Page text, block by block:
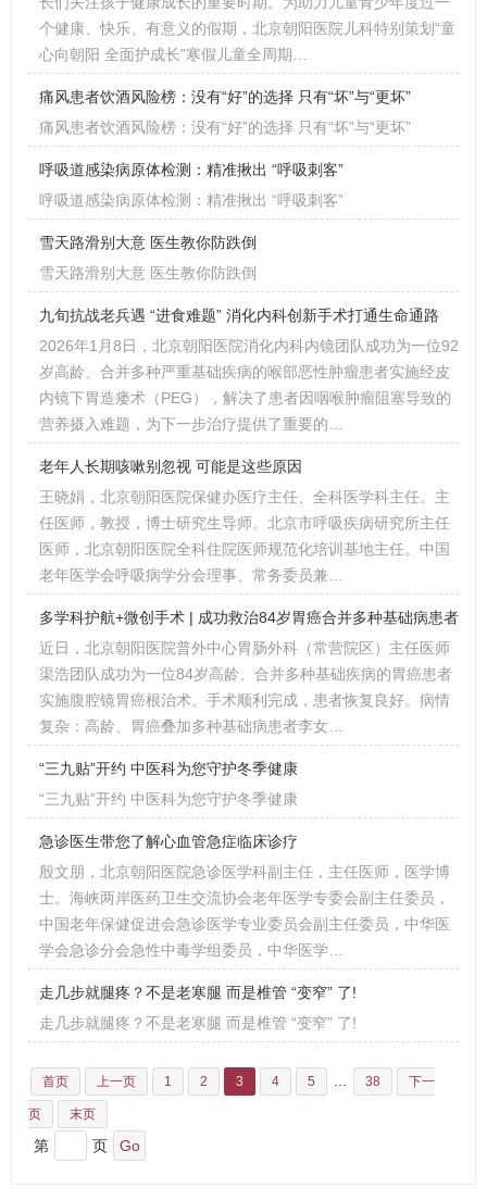
个健康、快乐、有意义的假期，北京朝阳医院儿科特别策划“童
心向朝阳 全面护成长”寒假儿童全周期…
痛风患者饮酒风险榜：没有“好”的选择 只有“坏”与“更坏”
痛风患者饮酒风险榜：没有“好”的选择 只有“坏”与“更坏”
呼吸道感染病原体检测：精准揪出 “呼吸刺客”
呼吸道感染病原体检测：精准揪出 “呼吸刺客”
雪天路滑别大意 医生教你防跌倒
雪天路滑别大意 医生教你防跌倒
九旬抗战老兵遇 “进食难题” 消化内科创新手术打通生命通路
2026年1月8日，北京朝阳医院消化内科内镜团队成功为一位92
岁高龄、合并多种严重基础疾病的喉部恶性肿瘤患者实施经皮
内镜下胃造瘘术（PEG），解决了患者因咽喉肿瘤阻塞导致的
营养摄入难题，为下一步治疗提供了重要的…
老年人长期咳嗽别忽视 可能是这些原因
王晓娟，北京朝阳医院保健办医疗主任、全科医学科主任。主
任医师，教授，博士研究生导师。北京市呼吸疾病研究所主任
医师，北京朝阳医院全科住院医师规范化培训基地主任。中国
老年医学会呼吸病学分会理事、常务委员兼…
多学科护航+微创手术 | 成功救治84岁胃癌合并多种基础病患者
近日，北京朝阳医院普外中心胃肠外科（常营院区）主任医师
渠浩团队成功为一位84岁高龄、合并多种基础疾病的胃癌患者
实施腹腔镜胃癌根治术。手术顺利完成，患者恢复良好。病情
复杂：高龄、胃癌叠加多种基础病患者李女…
“三九贴”开约 中医科为您守护冬季健康
“三九贴”开约 中医科为您守护冬季健康
急诊医生带您了解心血管急症临床诊疗
殷文朋，北京朝阳医院急诊医学科副主任，主任医师，医学博
士。海峡两岸医药卫生交流协会老年医学专委会副主任委员，
中国老年保健促进会急诊医学专业委员会副主任委员，中华医
学会急诊分会急性中毒学组委员，中华医学…
走几步就腿疼？不是老寒腿 而是椎管 “变窄” 了!
走几步就腿疼？不是老寒腿 而是椎管 “变窄” 了!
首页 上一页 1 2 3 4 5 38 下一
页 末页
第 页